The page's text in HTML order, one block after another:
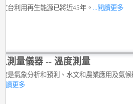
台利用再生能源已將近45年。 ...閱讀更多
測量儀器 -- 溫度測量
是氣象分析和預測、水文和農業應用及氣
讀更多